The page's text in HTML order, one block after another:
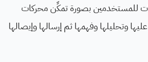
للمستخدمين بصورة تمكِّن محركات
وتحليلها وفهمها ثم إرسالها وإيصالها